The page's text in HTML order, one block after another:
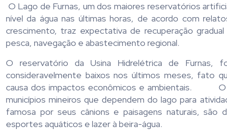
O Lago de Furnas, um dos maiores reservatórios
nível da água nas últimas horas, de acordo com
crescimento, traz expectativa de recuperação
pesca, navegação e abastecimento regional.
O reservatório da Usina Hidrelétrica de Furnas,
consideravelmente baixos nos últimos meses, fato
causa dos impactos econômicos e ambientais. O
municípios mineiros que dependem do lago para
famosa por seus cânions e paisagens naturais, são
esportes aquáticos e lazer à beira-água.